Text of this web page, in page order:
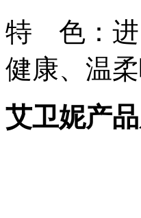
特 色：进
健康、温
艾卫妮产